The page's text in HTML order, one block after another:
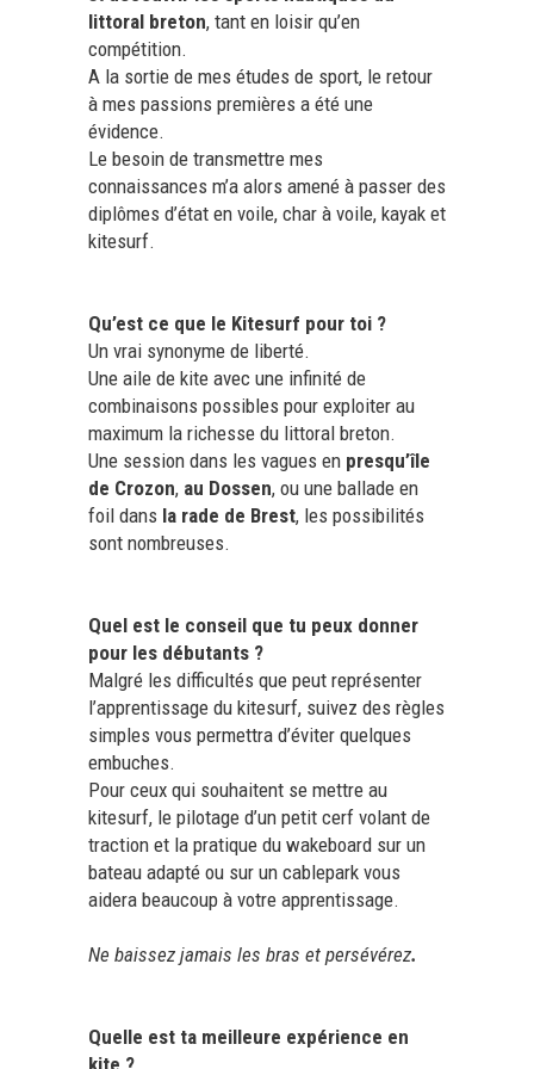
littoral breton, tant en loisir qu’en
compétition.
A la sortie de mes études de sport, le retour
à mes passions premières a été une
évidence.
Le besoin de transmettre mes
connaissances m’a alors amené à passer des
diplômes d’état en voile, char à voile, kayak et
kitesurf.
Qu’est ce que le Kitesurf pour toi ?
Un vrai synonyme de liberté.
Une aile de kite avec une infinité de
combinaisons possibles pour exploiter au
maximum la richesse du littoral breton.
Une session dans les vagues en presqu’île
de Crozon, au Dossen, ou une ballade en
foil dans la rade de Brest, les possibilités
sont nombreuses.
Quel est le conseil que tu peux donner
pour les débutants ?
Malgré les difficultés que peut représenter
l’apprentissage du kitesurf, suivez des règles
simples vous permettra d’éviter quelques
embuches.
Pour ceux qui souhaitent se mettre au
kitesurf, le pilotage d’un petit cerf volant de
traction et la pratique du wakeboard sur un
bateau adapté ou sur un cablepark vous
aidera beaucoup à votre apprentissage.
Ne baissez jamais les bras et persévérez.
Quelle est ta meilleure expérience en